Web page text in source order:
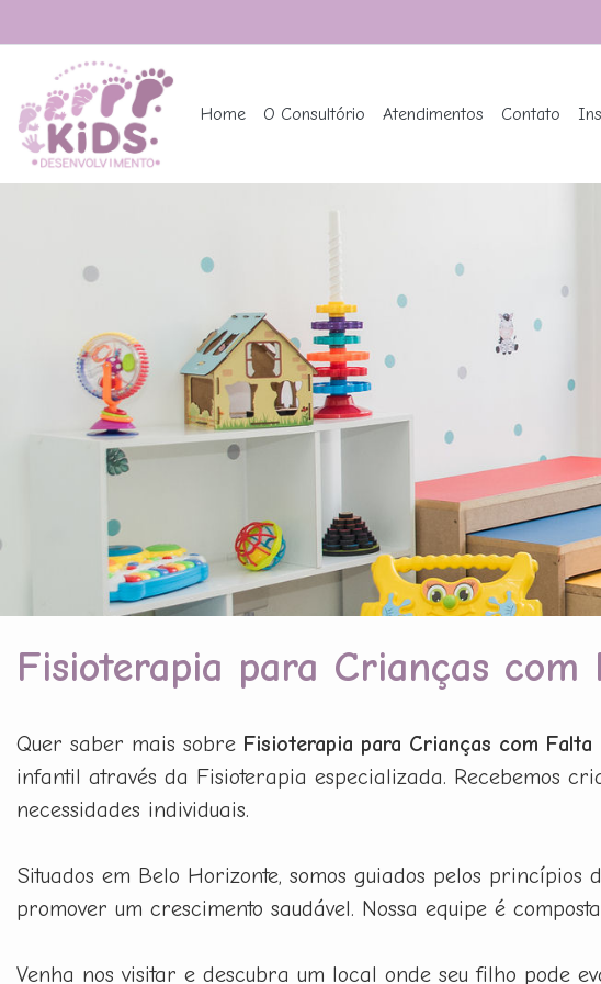
Home O Consultório Atendimentos Contato
Fisioterapia para Crianças
Quer saber mais sobre Fisioterapia para Crianças com Falta
infantil através da Fisioterapia especializada. Recebemos
necessidades individuais.
Situados em Belo Horizonte, somos guiados pelos princípios
promover um crescimento saudável. Nossa equipe é
Venha nos visitar e descubra um local onde seu filho pode